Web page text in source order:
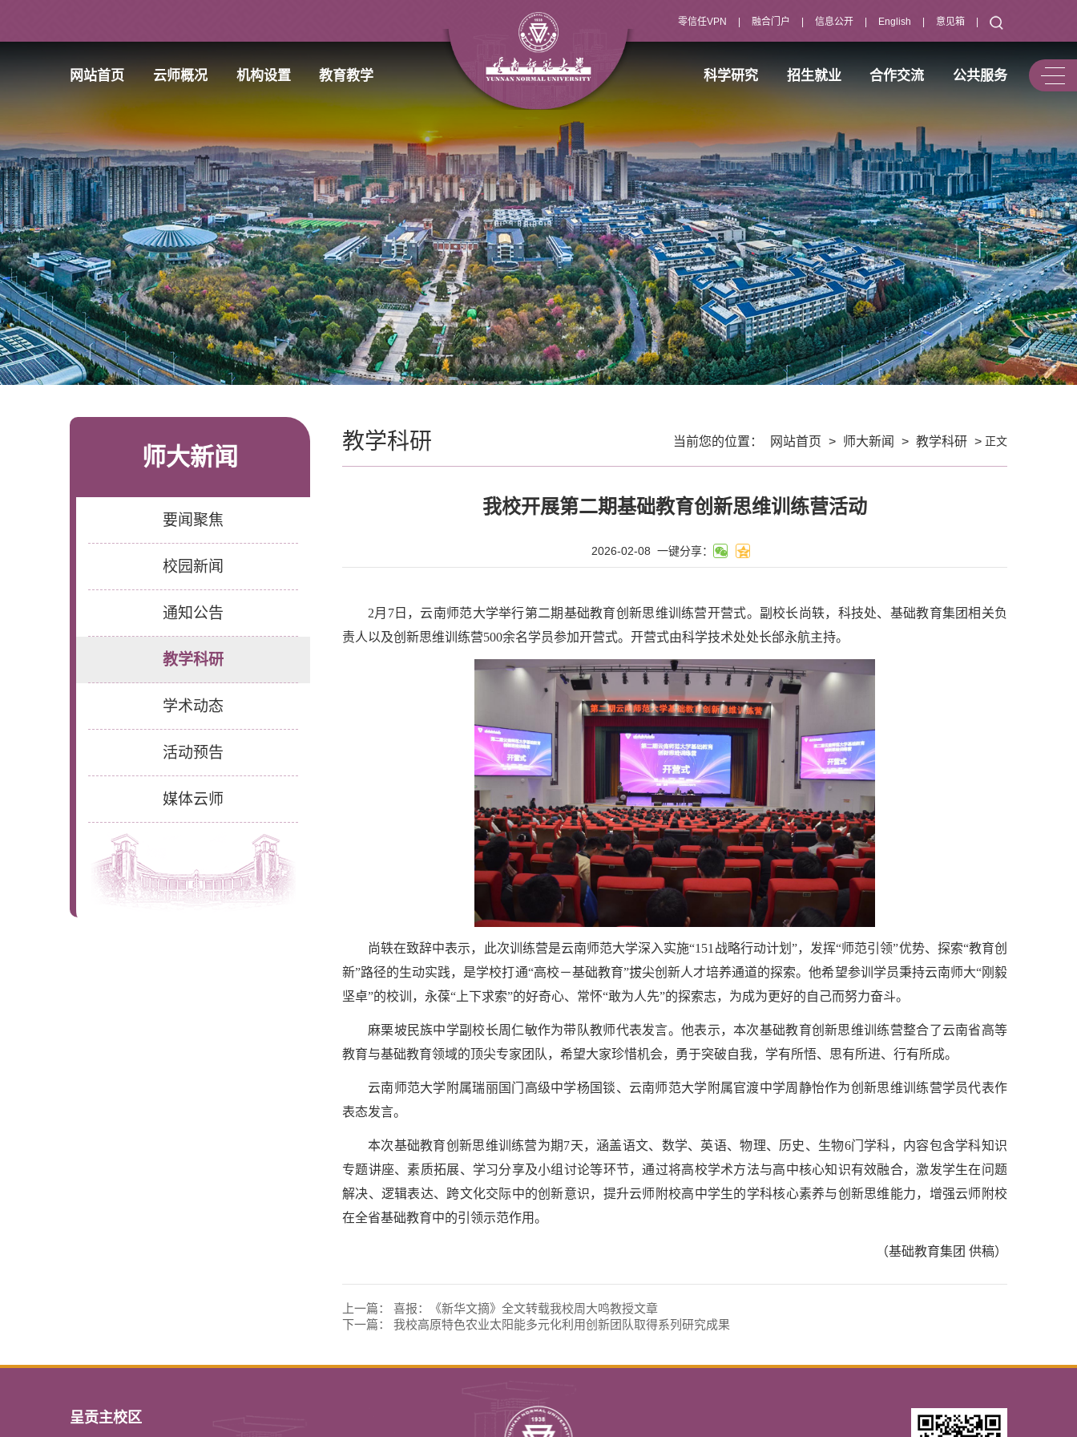
零信任VPN 融合门户 信息公开 English 意见箱
网站首页 云师概况 机构设置 教育教学 科学研究 招生就业 合作交流 公共服务
师大新闻
要闻聚焦
校园新闻
通知公告
教学科研
学术动态
活动预告
媒体云师
教学科研 当前您的位置： 网站首页 > 师大新闻 > 教学科研 > 正文
我校开展第二期基础教育创新思维训练营活动
2026-02-08 一键分享：
2月7日，云南师范大学举行第二期基础教育创新思维训练营开营式。副校长尚轶，科技处、基础教育集团相关负
责人以及创新思维训练营500余名学员参加开营式。开营式由科学技术处处长邰永航主持。
尚轶在致辞中表示，此次训练营是云南师范大学深入实施“151战略行动计划”，发挥“师范引领”优势、探索“教育创
新”路径的生动实践，是学校打通“高校－基础教育”拔尖创新人才培养通道的探索。他希望参训学员秉持云南师大“刚毅
坚卓”的校训，永葆“上下求索”的好奇心、常怀“敢为人先”的探索志，为成为更好的自己而努力奋斗。
麻栗坡民族中学副校长周仁敏作为带队教师代表发言。他表示，本次基础教育创新思维训练营整合了云南省高等
教育与基础教育领域的顶尖专家团队，希望大家珍惜机会，勇于突破自我，学有所悟、思有所进、行有所成。
云南师范大学附属瑞丽国门高级中学杨国锬、云南师范大学附属官渡中学周静怡作为创新思维训练营学员代表作
表态发言。
本次基础教育创新思维训练营为期7天，涵盖语文、数学、英语、物理、历史、生物6门学科，内容包含学科知识
专题讲座、素质拓展、学习分享及小组讨论等环节，通过将高校学术方法与高中核心知识有效融合，激发学生在问题
解决、逻辑表达、跨文化交际中的创新意识，提升云师附校高中学生的学科核心素养与创新思维能力，增强云师附校
在全省基础教育中的引领示范作用。
（基础教育集团 供稿）
上一篇： 喜报：《新华文摘》全文转载我校周大鸣教授文章
下一篇： 我校高原特色农业太阳能多元化利用创新团队取得系列研究成果
呈贡主校区